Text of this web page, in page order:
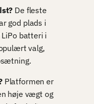
De fleste
god plads i
batteri i
valg,
Platformen er
høje vægt og